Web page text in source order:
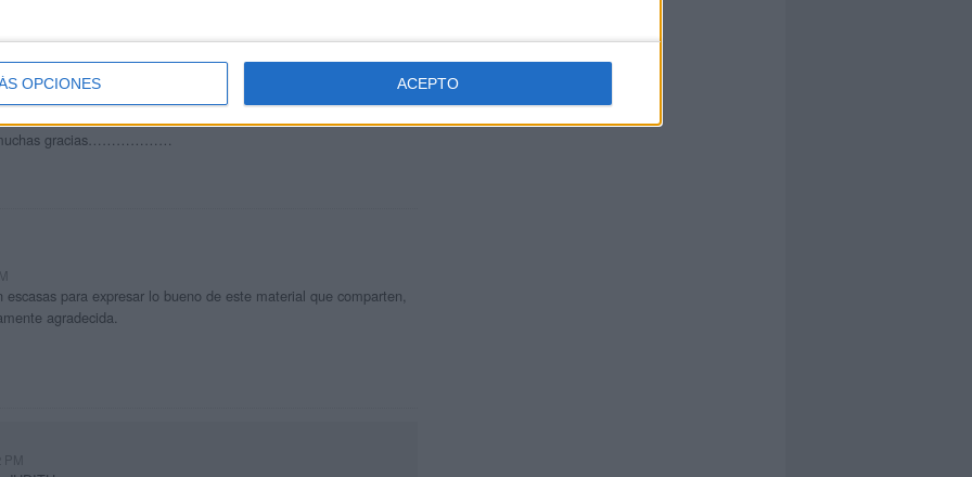
OPCIONES ACEPTO
muchas gracias………………
para expresar lo bueno de este material que comparten,
agradecida.